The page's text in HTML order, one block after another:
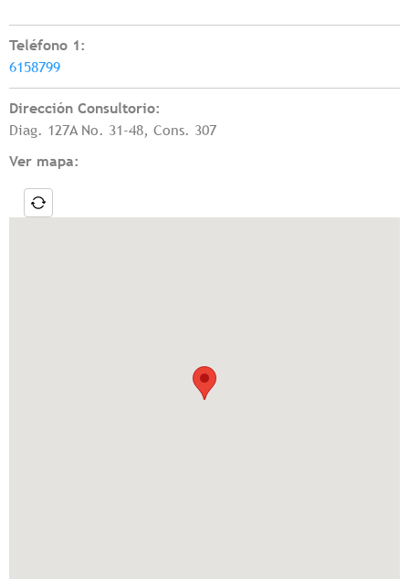
Teléfono 1:
6158799
Dirección Consultorio:
Diag. 127A No. 31-48, Cons. 307
Ver mapa: